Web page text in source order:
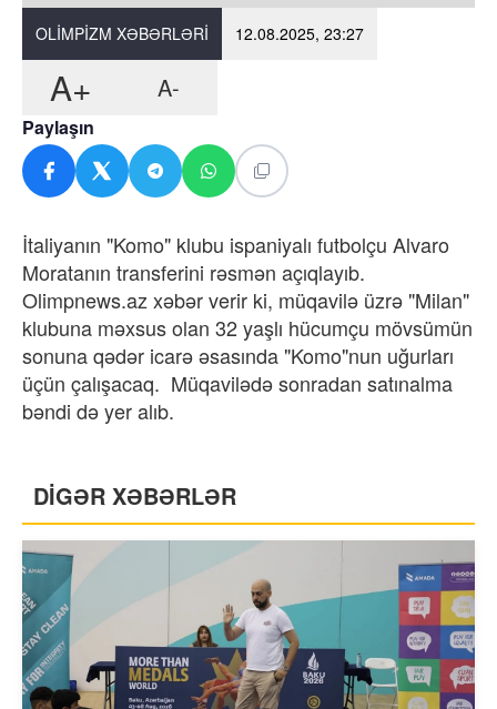
OLIMPIZM XƏBƏRLƏRI 12.08.2025, 23:27
A+ A-
Paylaşın
İtaliyanın "Komo" klubu ispaniyalı futbolçu Alvaro
Moratanın transferini rəsmən açıqlayıb.
Olimpnews.az xəbər verir ki, müqavilə üzrə "Milan"
klubuna məxsus olan 32 yaşlı hücumçu mövsümün
sonuna qədər icarə əsasında "Komo"nun uğurları
üçün çalışacaq. Müqavilədə sonradan satınalma
bəndi də yer alıb.
DİGƏR XƏBƏRLƏR